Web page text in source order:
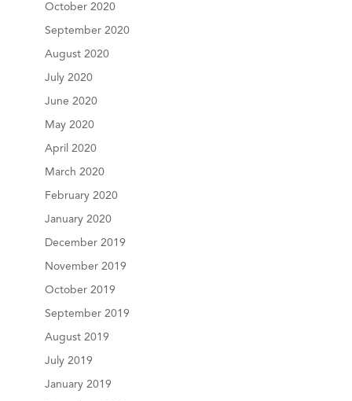
October 2020
September 2020
August 2020
July 2020
June 2020
May 2020
April 2020
March 2020
February 2020
January 2020
December 2019
November 2019
October 2019
September 2019
August 2019
July 2019
January 2019